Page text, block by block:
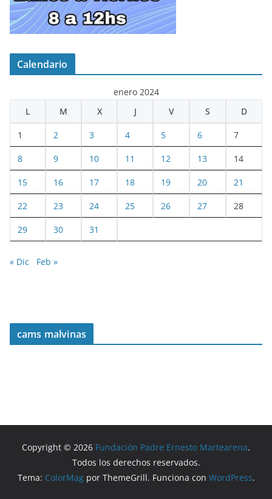
Calendario
enero 2024
L
M X J V S D
1 2 3 4 5 6 7
8 9 10 11 12 13 14
15 16 17 18 19 20 21
22 23 24 25 26 27 28
29 30 31
« Dic Feb »
cams malvinas
Copyright © 2026 Fundación Padre Ernesto Martearena.
Todos los derechos reservados.
Tema: ColorMagpor ThemeGrill. Funciona con WordPress.